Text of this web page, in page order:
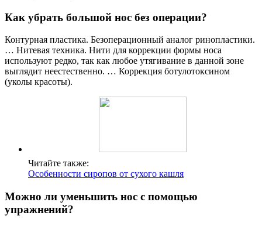
Как убрать большой нос без операции?
Контурная пластика. Безоперационный аналог ринопластики.
… Нитевая техника. Нити для коррекции формы носа
используют редко, так как любое утягивание в данной зоне
выглядит неестественно. … Коррекция ботулотоксином
(уколы красоты).
Читайте также:
Особенности сиропов от сухого кашля
Можно ли уменьшить нос с помощью
упражнений?